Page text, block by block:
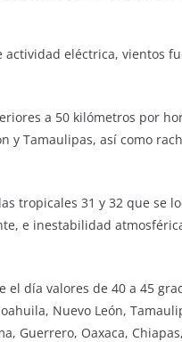
eléctrica, vientos
a 50 kilómetros por
y Tamaulipas, así como
tropicales 31 y 32 que se
e inestabilidad
día valores de 40 a 45
Nuevo León,
Guerrero, Oaxaca,